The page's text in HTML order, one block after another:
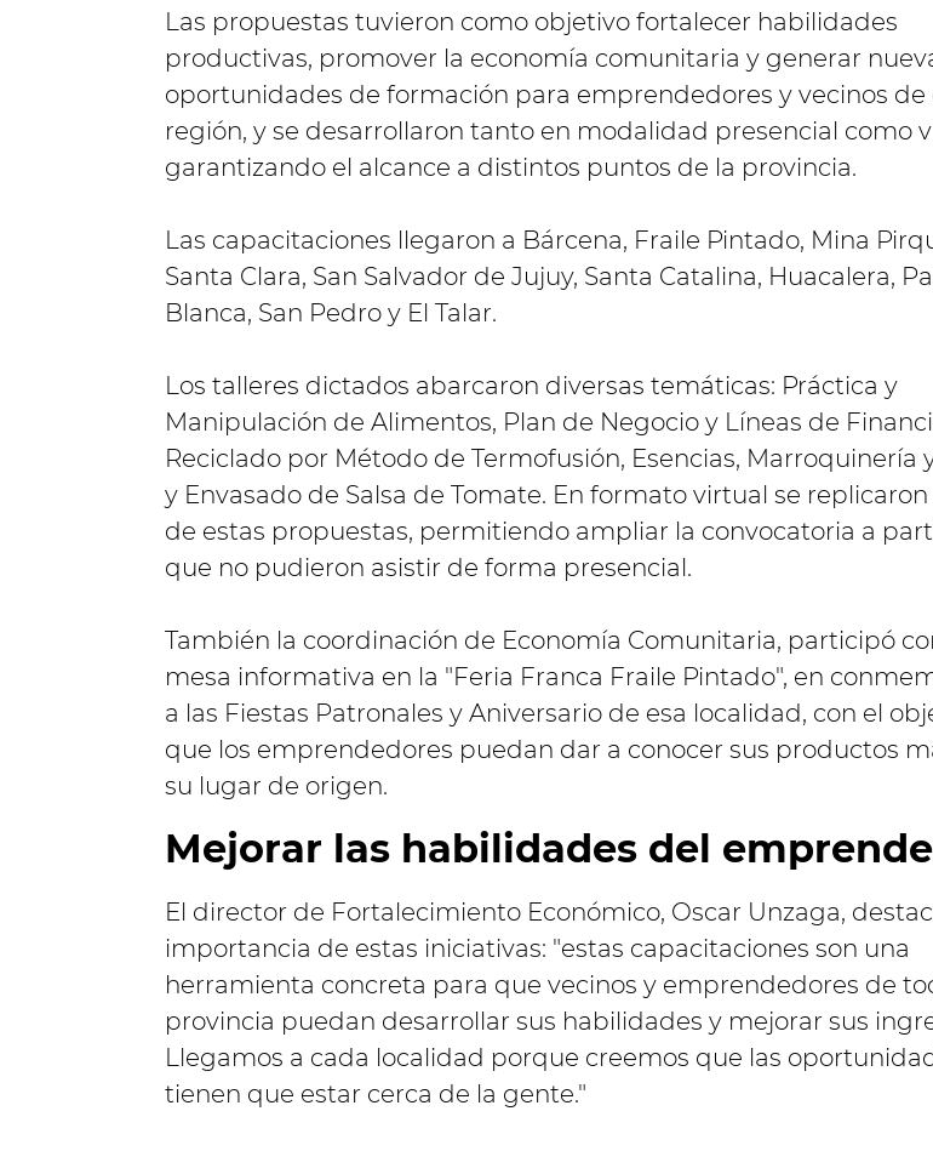
Las propuestas tuvieron como objetivo fortalecer habilidades
productivas, promover la economía comunitaria y generar
oportunidades de formación para emprendedores y vecinos de
región, y se desarrollaron tanto en modalidad presencial como
garantizando el alcance a distintos puntos de la provincia.
Las capacitaciones llegaron a Bárcena, Fraile Pintado, Mina
Santa Clara, San Salvador de Jujuy, Santa Catalina, Huacalera,
Blanca, San Pedro y El Talar.
Los talleres dictados abarcaron diversas temáticas: Práctica y
Manipulación de Alimentos, Plan de Negocio y Líneas de
Reciclado por Método de Termofusión, Esencias, Marroquinería
y Envasado de Salsa de Tomate. En formato virtual se
de estas propuestas, permitiendo ampliar la convocatoria a
que no pudieron asistir de forma presencial.
También la coordinación de Economía Comunitaria, participó
mesa informativa en la "Feria Franca Fraile Pintado", en
a las Fiestas Patronales y Aniversario de esa localidad, con el
que los emprendedores puedan dar a conocer sus productos
su lugar de origen.
Mejorar las habilidades del
El director de Fortalecimiento Económico, Oscar Unzaga,
importancia de estas iniciativas: "estas capacitaciones son una
herramienta concreta para que vecinos y emprendedores de
provincia puedan desarrollar sus habilidades y mejorar sus
Llegamos a cada localidad porque creemos que las
tienen que estar cerca de la gente."